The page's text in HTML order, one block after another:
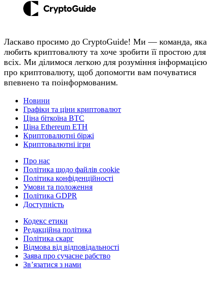
Ласкаво просимо до CryptoGuide! Ми — команда, яка
любить криптовалюту та хоче зробити її простою для
всіх. Ми ділимося легкою для розуміння інформацією
про криптовалюту, щоб допомогти вам почуватися
впевнено та поінформованим.
Новини
Графіки та ціни криптовалют
Ціна біткоїна BTC
Ціна Ethereum ETH
Криптовалютні біржі
Криптовалютні ігри
Про нас
Політика щодо файлів cookie
Політика конфіденційності
Умови та положення
Політика GDPR
Доступність
Кодекс етики
Редакційна політика
Політика скарг
Відмова від відповідальності
Заява про сучасне рабство
Зв’язатися з нами